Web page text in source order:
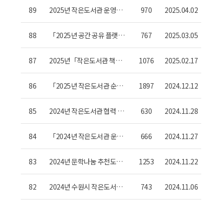
89
2025년 작은도서관 운영평
가 계획 알림
970 2025.04.02
88
「2025년 공간 공유 플랫폼,
우리마을 작은도서관」 참여
작은도서관 모집
767 2025.03.05
87
2025년「작은도서관 책친
구 지원」사업 참여 작은도
서관 및 책친구 모집 안내
1076 2025.02.17
86
「2025년 작은도서관 순회
사서 지원 사업」 참여 작은
도서관 모집
1897 2024.12.12
85
2024년 작은도서관 협력 지
원 사업 성과공유회 개최 안
내
630 2024.11.28
84
「2024년 작은도서관 운영
자 워크숍」 안내
666 2024.11.27
83
2024년 문학나눔 추천도서
도서관 보급 신청 안내
1253 2024.11.22
82
2024년 수원시 작은도서관
전수조사 시행 알림 및 협조
743 2024.11.06